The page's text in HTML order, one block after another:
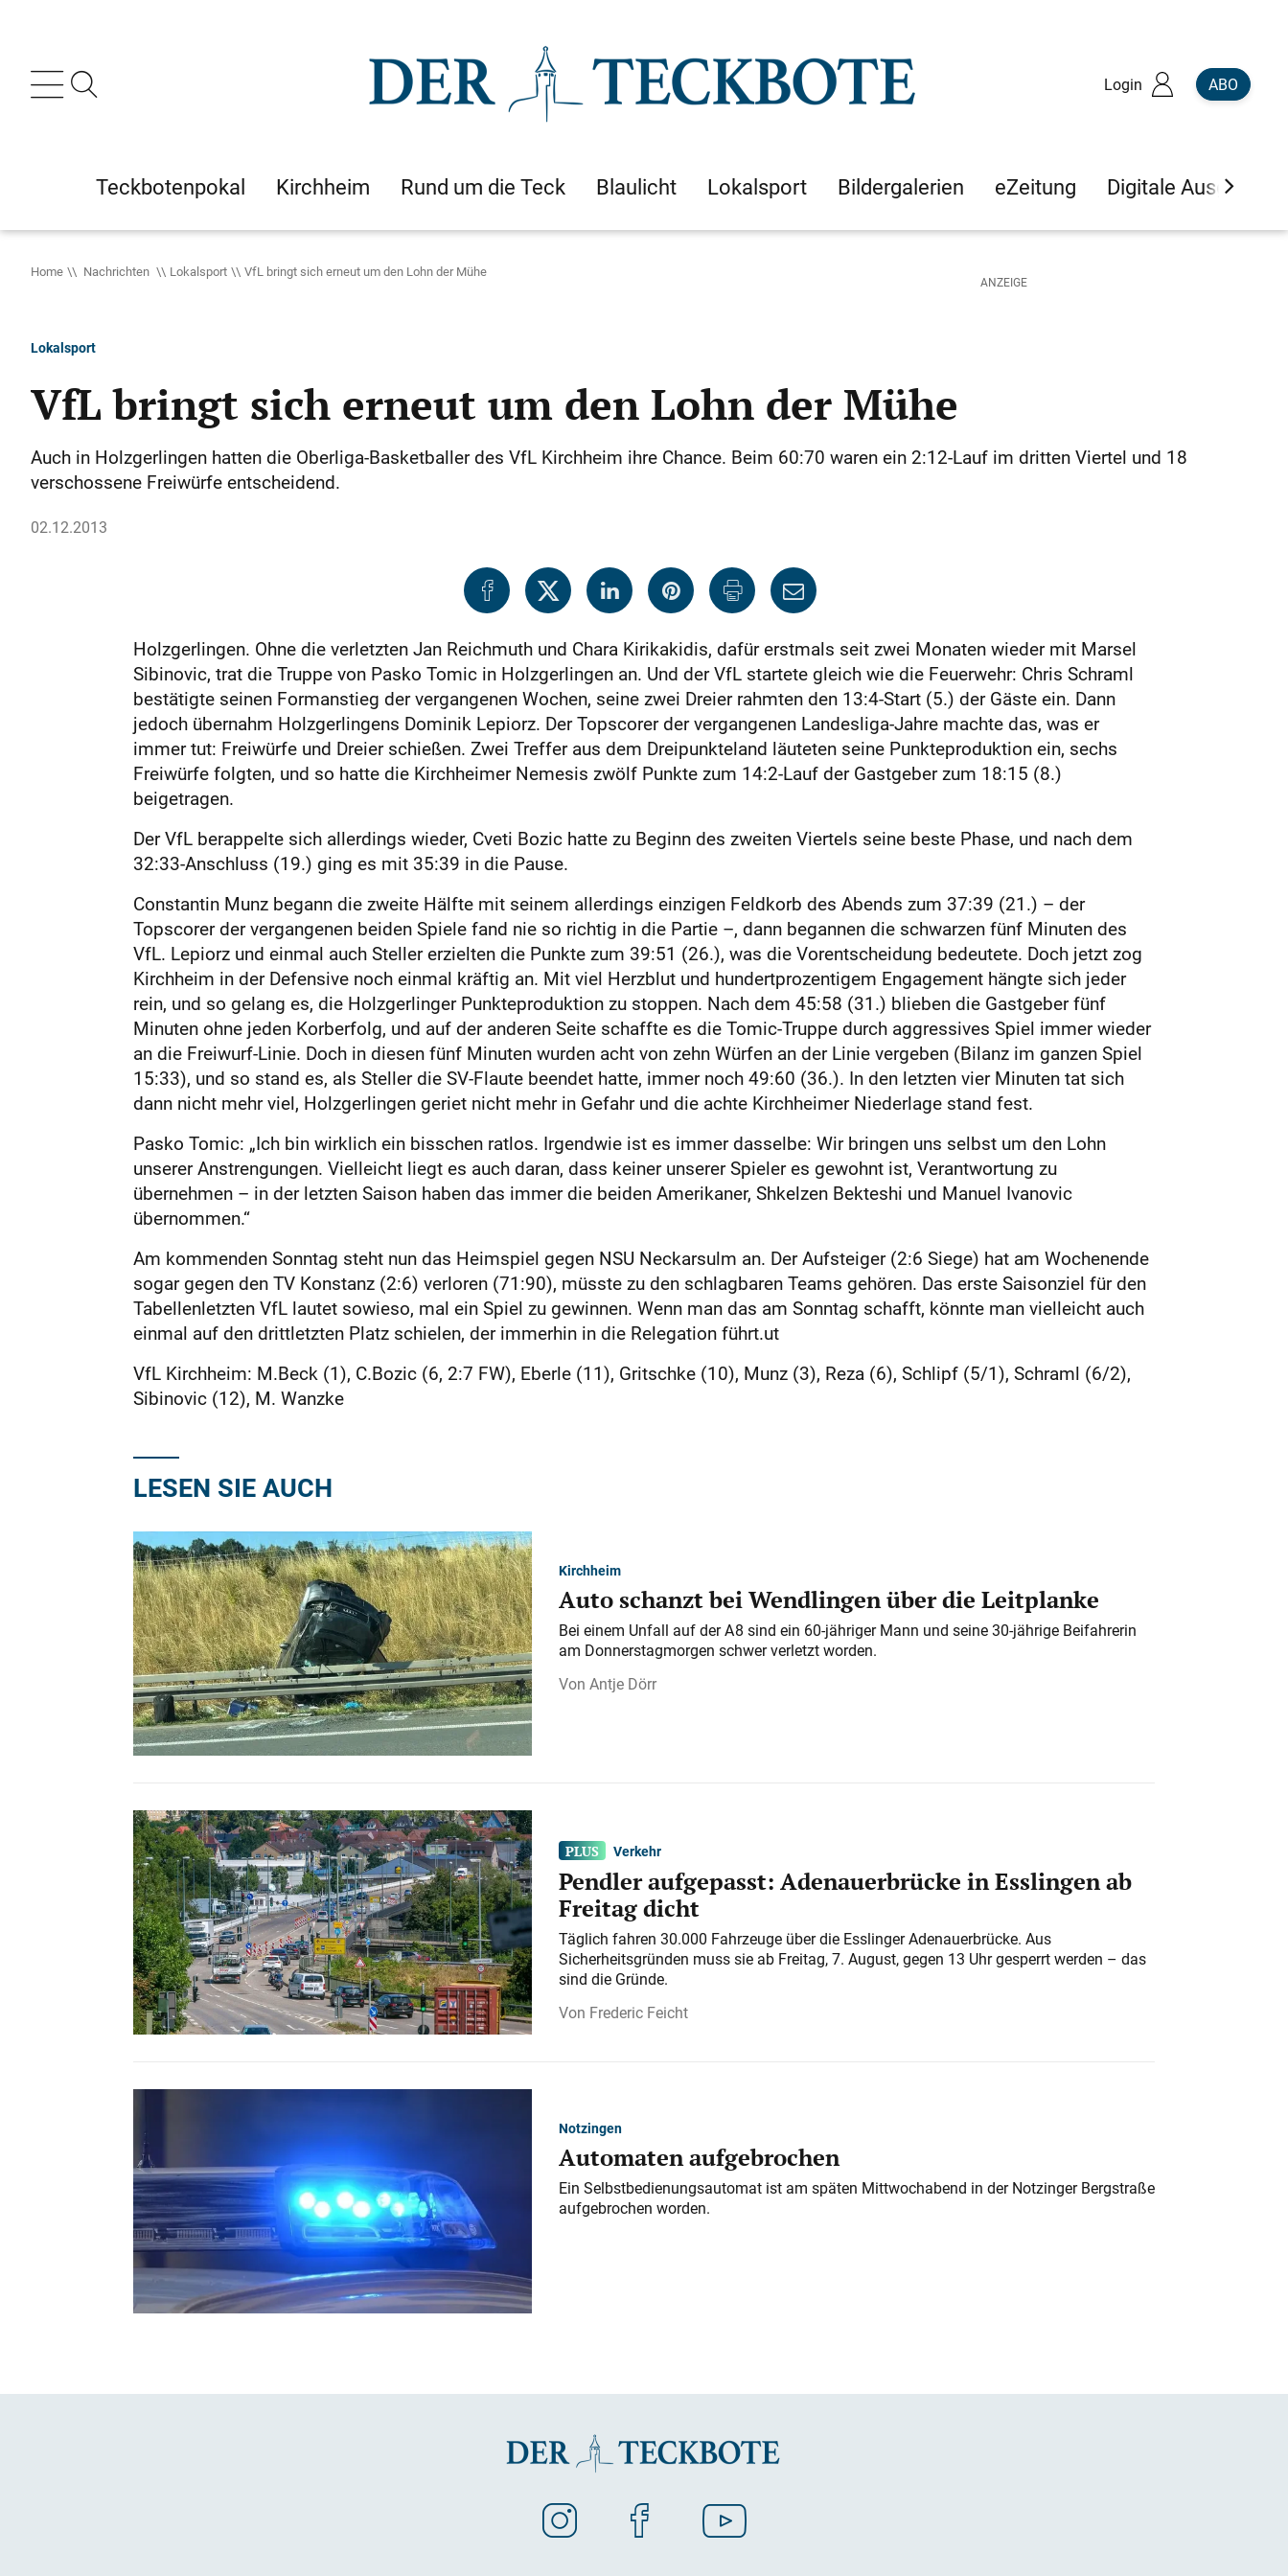
Login ABO
Teckbotenpokal Kirchheim Rund um die Teck Blaulicht Lokalsport Bildergalerien eZeitung Digitale Ausgaben
Home Nachrichten Lokalsport VfL bringt sich erneut um den Lohn der Mühe
Lokalsport
VfL bringt sich erneut um den Lohn der Mühe
Auch in Holzgerlingen hatten die Oberliga-Basketballer des VfL Kirchheim ihre Chance. Beim 60:70 waren ein 2:12-Lauf im dritten Viertel und 18
verschossene Freiwürfe entscheidend.
02.12.2013
Holzgerlingen. Ohne die verletzten Jan Reichmuth und Chara Kirikakidis, dafür erstmals seit zwei Monaten wieder mit Marsel
Sibinovic, trat die Truppe von Pasko Tomic in Holzgerlingen an. Und der VfL startete gleich wie die Feuerwehr: Chris Schraml
bestätigte seinen Formanstieg der vergangenen Wochen, seine zwei Dreier rahmten den 13:4-Start (5.) der Gäste ein. Dann
jedoch übernahm Holzgerlingens Dominik Lepiorz. Der Topscorer der vergangenen Landesliga-Jahre machte das, was er
immer tut: Freiwürfe und Dreier schießen. Zwei Treffer aus dem Dreipunkteland läuteten seine Punkteproduktion ein, sechs
Freiwürfe folgten, und so hatte die Kirchheimer Nemesis zwölf Punkte zum 14:2-Lauf der Gastgeber zum 18:15 (8.)
beigetragen.
Der VfL berappelte sich allerdings wieder, Cveti Bozic hatte zu Beginn des zweiten Viertels seine beste Phase, und nach dem
32:33-Anschluss (19.) ging es mit 35:39 in die Pause.
Constantin Munz begann die zweite Hälfte mit seinem allerdings einzigen Feldkorb des Abends zum 37:39 (21.) – der
Topscorer der vergangenen beiden Spiele fand nie so richtig in die Partie –, dann begannen die schwarzen fünf Minuten des
VfL. Lepiorz und einmal auch Steller erzielten die Punkte zum 39:51 (26.), was die Vorentscheidung bedeutete. Doch jetzt zog
Kirchheim in der Defensive noch einmal kräftig an. Mit viel Herzblut und hundertprozentigem Engagement hängte sich jeder
rein, und so gelang es, die Holzgerlinger Punkteproduktion zu stoppen. Nach dem 45:58 (31.) blieben die Gastgeber fünf
Minuten ohne jeden Korberfolg, und auf der anderen Seite schaffte es die Tomic-Truppe durch aggressives Spiel immer wieder
an die Freiwurf-Linie. Doch in diesen fünf Minuten wurden acht von zehn Würfen an der Linie vergeben (Bilanz im ganzen Spiel
15:33), und so stand es, als Steller die SV-Flaute beendet hatte, immer noch 49:60 (36.). In den letzten vier Minuten tat sich
dann nicht mehr viel, Holzgerlingen geriet nicht mehr in Gefahr und die achte Kirchheimer Niederlage stand fest.
Pasko Tomic: „Ich bin wirklich ein bisschen ratlos. Irgendwie ist es immer dasselbe: Wir bringen uns selbst um den Lohn
unserer Anstrengungen. Vielleicht liegt es auch daran, dass keiner unserer Spieler es gewohnt ist, Verantwortung zu
übernehmen – in der letzten Saison haben das immer die beiden Amerikaner, Shkelzen Bekteshi und Manuel Ivanovic
übernommen.“
Am kommenden Sonntag steht nun das Heimspiel gegen NSU Neckarsulm an. Der Aufsteiger (2:6 Siege) hat am Wochenende
sogar gegen den TV Konstanz (2:6) verloren (71:90), müsste zu den schlagbaren Teams gehören. Das erste Saisonziel für den
Tabellenletzten VfL lautet sowieso, mal ein Spiel zu gewinnen. Wenn man das am Sonntag schafft, könnte man vielleicht auch
einmal auf den drittletzten Platz schielen, der immerhin in die Relegation führt.ut
VfL Kirchheim: M.Beck (1), C.Bozic (6, 2:7 FW), Eberle (11), Gritschke (10), Munz (3), Reza (6), Schlipf (5/1), Schraml (6/2),
Sibinovic (12), M. Wanzke
LESEN SIE AUCH
Kirchheim
Auto schanzt bei Wendlingen über die Leitplanke
Bei einem Unfall auf der A 8 sind ein 60-jähriger Mann und seine 30-jährige Beifahrerin
am Donnerstagmorgen schwer verletzt worden.
Antje Dörr
Verkehr
Pendler aufgepasst: Adenauerbrücke in Esslingen ab
Freitag dicht
Täglich fahren 30.000 Fahrzeuge über die Esslinger Adenauerbrücke. Aus
Sicherheitsgründen muss sie ab Freitag, 7. August, gegen 13 Uhr gesperrt werden – das
sind die Gründe.
Frederic Feicht
Notzingen
Automaten aufgebrochen
Ein Selbstbedienungsautomat ist am späten Mittwochabend in der Notzinger Bergstraße
aufgebrochen worden.